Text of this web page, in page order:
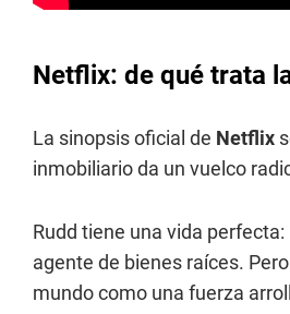
Netflix: de qué trata
La sinopsis oficial de Netflix
inmobiliario da un vuelco
Rudd tiene una vida
agente de bienes raíces.
mundo como una fuerza